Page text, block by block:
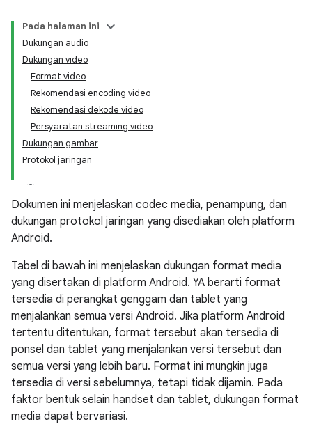
Pada halaman ini
Dukungan audio
Dukungan video
Format video
Rekomendasi encoding video
Rekomendasi dekode video
Persyaratan streaming video
Dukungan gambar
Protokol jaringan
Dokumen ini menjelaskan codec media, penampung, dan
dukungan protokol jaringan yang disediakan oleh platform
Android.
Tabel di bawah ini menjelaskan dukungan format media
yang disertakan di platform Android. YA berarti format
tersedia di perangkat genggam dan tablet yang
menjalankan semua versi Android. Jika platform Android
tertentu ditentukan, format tersebut akan tersedia di
ponsel dan tablet yang menjalankan versi tersebut dan
semua versi yang lebih baru. Format ini mungkin juga
tersedia di versi sebelumnya, tetapi tidak dijamin. Pada
faktor bentuk selain handset dan tablet, dukungan format
media dapat bervariasi.